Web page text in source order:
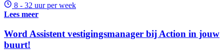
8 - 32 uur per week
Lees meer
Word Assistent vestigingsmanager bij Action in jouw
buurt!